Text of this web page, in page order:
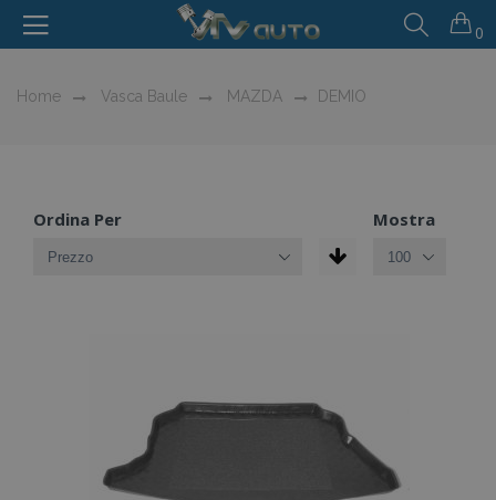
0
Home Vasca Baule MAZDA DEMIO
Ordina Per Mostra